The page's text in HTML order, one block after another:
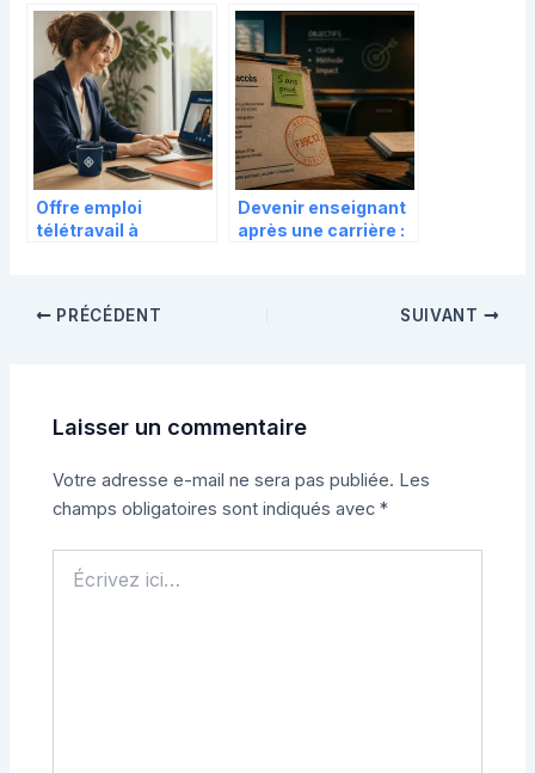
qui recrutent
service du capital
humain et de la RSE
Offre emploi
télétravail à
Devenir enseignant
après une carrière :
PRÉCÉDENT SUIVANT
Laisser un commentaire
Votre adresse e-mail ne sera pas publiée. Les
champs obligatoires sont indiqués avec*
ici…